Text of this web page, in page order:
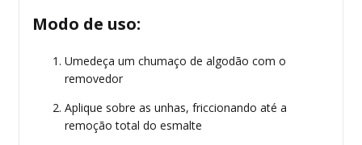
Modo de uso:
Umedeça um chumaço de algodão com o
removedor
Aplique sobre as unhas, friccionando até a
remoção total do esmalte